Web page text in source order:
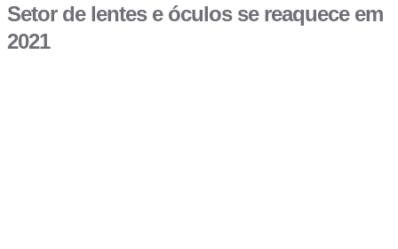
Setor de lentes e óculos se reaquece em
2021